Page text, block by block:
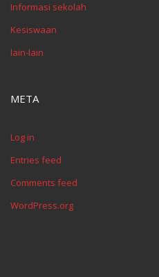
Informasi sekolah
Kesiswaan
lain-lain
META
Log in
Entries feed
Comments feed
WordPress.org